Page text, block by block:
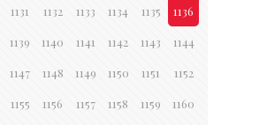
1131 1132 1133 1134 1135 1136
1139 1140 1141 1142 1143 1144
1147 1148 1149 1150 1151 1152
1155 1156 1157 1158 1159 1160